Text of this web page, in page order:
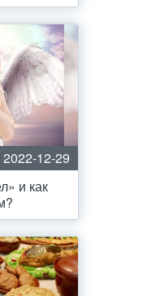
2022-12-29
и как